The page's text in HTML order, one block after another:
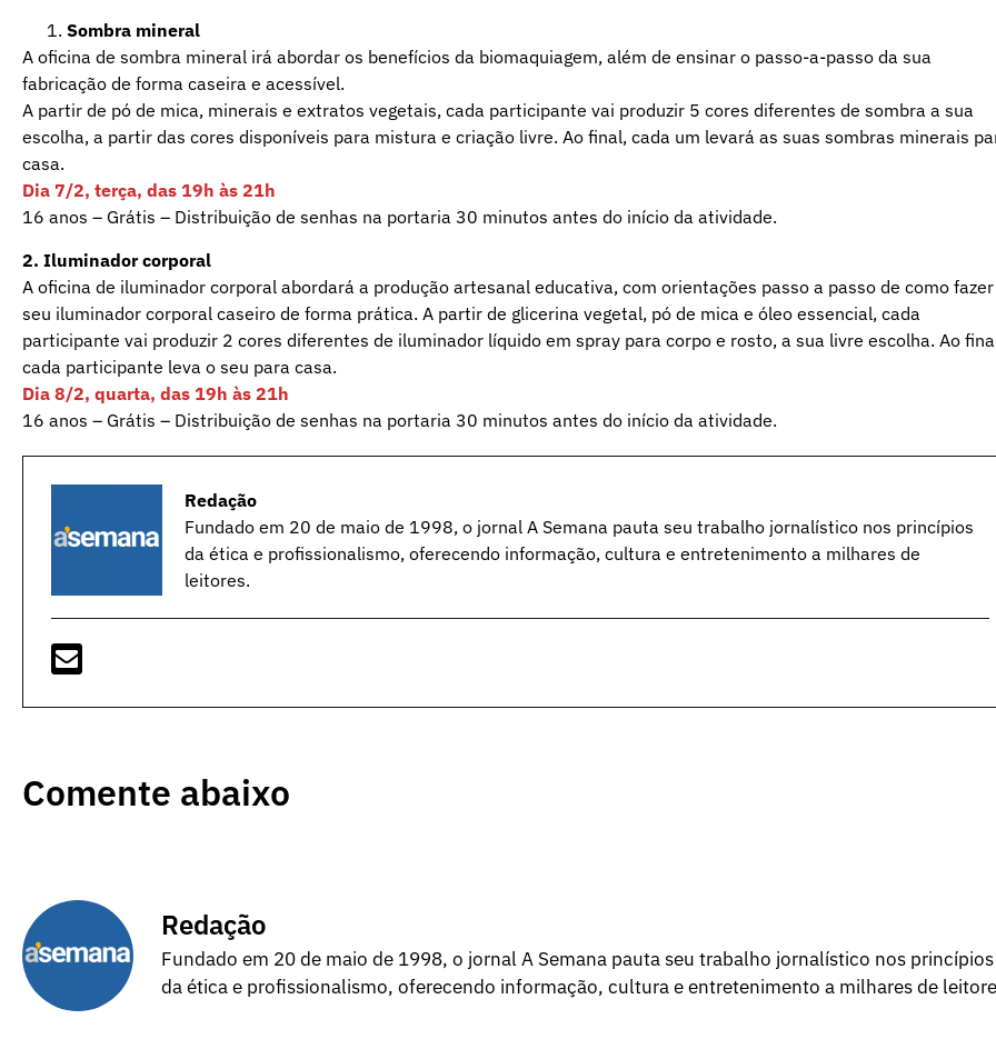
Sombra mineral
A oficina de sombra mineral irá abordar os benefícios da biomaquiagem, além de ensinar o passo-a-passo da sua
fabricação de forma caseira e acessível.
A partir de pó de mica, minerais e extratos vegetais, cada participante vai produzir 5 cores diferentes de sombra a sua
escolha, a partir das cores disponíveis para mistura e criação livre. Ao final, cada um levará as suas sombras minerais
casa.
Dia 7/2, terça, das 19h às 21h
16 anos – Grátis – Distribuição de senhas na portaria 30 minutos antes do início da atividade.
2. Iluminador corporal
A oficina de iluminador corporal abordará a produção artesanal educativa, com orientações passo a passo de como
seu iluminador corporal caseiro de forma prática. A partir de glicerina vegetal, pó de mica e óleo essencial, cada
participante vai produzir 2 cores diferentes de iluminador líquido em spray para corpo e rosto, a sua livre escolha. Ao
cada participante leva o seu para casa.
Dia 8/2, quarta, das 19h às 21h
16 anos – Grátis – Distribuição de senhas na portaria 30 minutos antes do início da atividade.
Redação
Fundado em 20 de maio de 1998, o jornal A Semana pauta seu trabalho jornalístico nos princípios
da ética e profissionalismo, oferecendo informação, cultura e entretenimento a milhares de
leitores.
Comente abaixo
Redação
Fundado em 20 de maio de 1998, o jornal A Semana pauta seu trabalho jornalístico nos princípios
da ética e profissionalismo, oferecendo informação, cultura e entretenimento a milhares de